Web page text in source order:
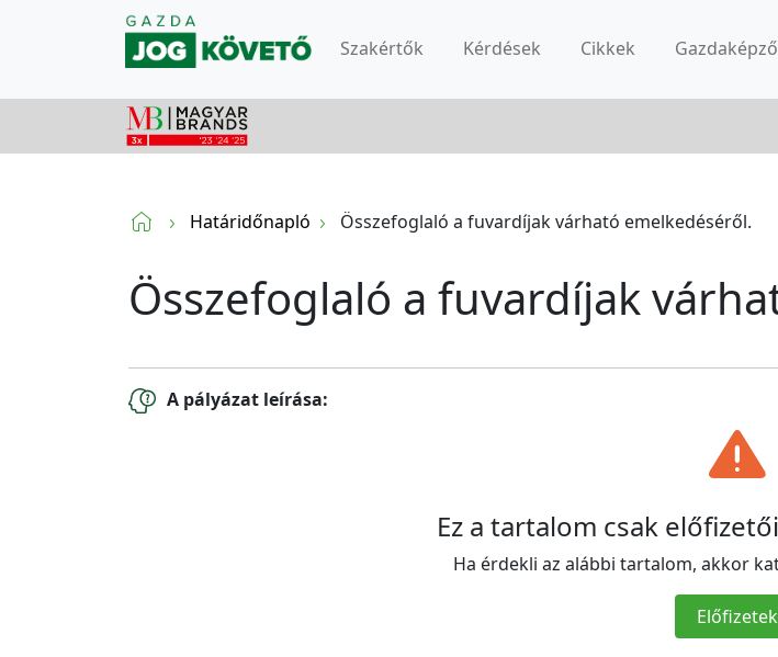
Szakértők Kérdések Cikkek Gazdaképző
Határidőnapló Összefoglaló a fuvardíjak várható emelkedéséről.
Összefoglaló a fuvardíjak
A pályázat leírása:
Ez a tartalom csak
Ha érdekli az alábbi tartalom, akkor
Előfizetek